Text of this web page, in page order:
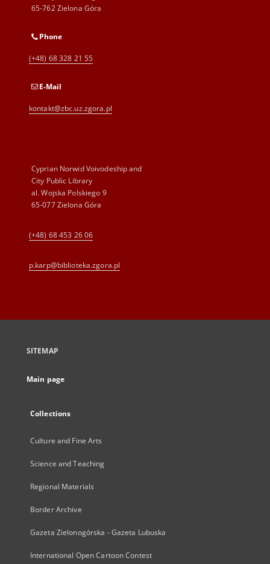
65-762 Zielona Góra
Phone
(+48) 68 328 21 55
E-Mail
kontakt@zbc.uz.zgora.pl
Cyprian Norwid Voivodeship and
City Public Library
al. Wojska Polskiego 9
65-077 Zielona Góra
(+48) 68 453 26 06
p.karp@biblioteka.zgora.pl
SITEMAP
Main page
Collections
Culture and Fine Arts
Science and Teaching
Regional Materials
Border Archive
Gazeta Zielonogórska - Gazeta Lubuska
International Open Cartoon Contest